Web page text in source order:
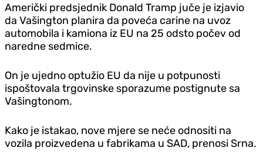
Američki predsjednik Donald Tramp juče je izjavio
da Vašington planira da poveća carine na uvoz
automobila i kamiona iz EU na 25 odsto počev od
naredne sedmice.
On je ujedno optužio EU da nije u potpunosti
ispoštovala trgovinske sporazume postignute sa
Vašingtonom.
Kako je istakao, nove mjere se neće odnositi na
vozila proizvedena u fabrikama u SAD, prenosi Srna.